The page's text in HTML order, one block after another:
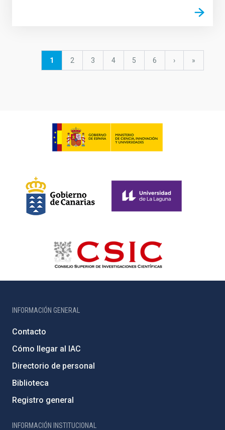
PaginaciónPágina
1 Página
2 Página
3 Página
4 Página
5 Página
6
Siguiente
›
última
»
INFORMACIÓN GENERAL
Contacto
Cómo llegar al IAC
Directorio de personal
Biblioteca
Registro general
INFORMACIÓN INSTITUCIONAL